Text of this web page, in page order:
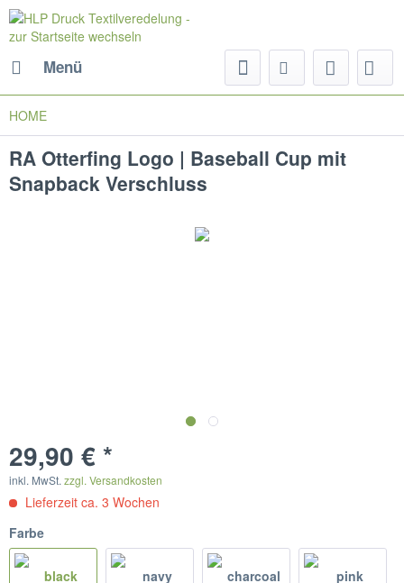
Menü
HOME
RA Otterfing Logo | Baseball Cup mit
Snapback Verschluss
29,90 € *
inkl. MwSt. zzgl. Versandkosten
Lieferzeit ca. 3 Wochen
Farbe